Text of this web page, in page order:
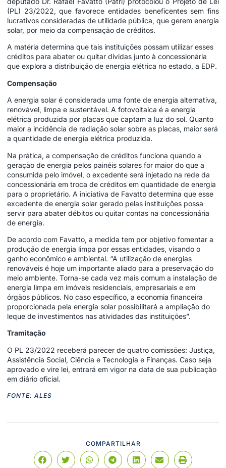
(PL) 23/2022, que favorece entidades beneficentes sem fins
lucrativos consideradas de utilidade pública, que gerem energia
solar, por meio da compensação de créditos.
A matéria determina que tais instituições possam utilizar esses
créditos para abater ou quitar dívidas junto à concessionária
que explora a distribuição de energia elétrica no estado, a EDP.
Compensação
A energia solar é considerada uma fonte de energia alternativa,
renovável, limpa e sustentável. A fotovoltaica é a energia
elétrica produzida por placas que captam a luz do sol. Quanto
maior a incidência de radiação solar sobre as placas, maior será
a quantidade de energia elétrica produzida.
Na prática, a compensação de créditos funciona quando a
geração de energia pelos painéis solares for maior do que a
consumida pelo imóvel, o excedente será injetado na rede da
concessionária em troca de créditos em quantidade de energia
para o proprietário. A iniciativa de Favatto determina que esse
excedente de energia solar gerado pelas instituições possa
servir para abater débitos ou quitar contas na concessionária
de energia.
De acordo com Favatto, a medida tem por objetivo fomentar a
produção de energia limpa por essas entidades, visando o
ganho econômico e ambiental. “A utilização de energias
renováveis é hoje um importante aliado para a preservação do
meio ambiente. Torna-se cada vez mais comum a instalação de
energia limpa em imóveis residenciais, empresariais e em
órgãos públicos. No caso específico, a economia financeira
proporcionada pela energia solar possibilitará a ampliação do
leque de investimentos nas atividades das instituições”.
Tramitação
O PL 23/2022 receberá parecer de quatro comissões: Justiça,
Assistência Social, Ciência e Tecnologia e Finanças. Caso seja
aprovado e vire lei, entrará em vigor na data de sua publicação
em diário oficial.
FONTE: ALES
COMPARTILHAR